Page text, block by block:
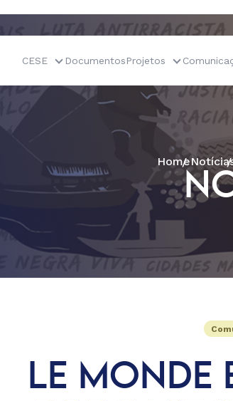
CESE DocumentosProjetos
Home
LE MONDE